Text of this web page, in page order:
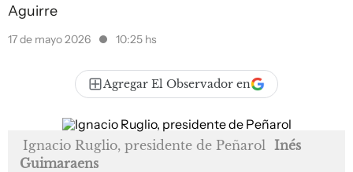
Aguirre
17 de mayo 2026 10:25 hs
Agregar El Observador en
Ignacio Ruglio, presidente de Peñarol Inés
Guimaraens